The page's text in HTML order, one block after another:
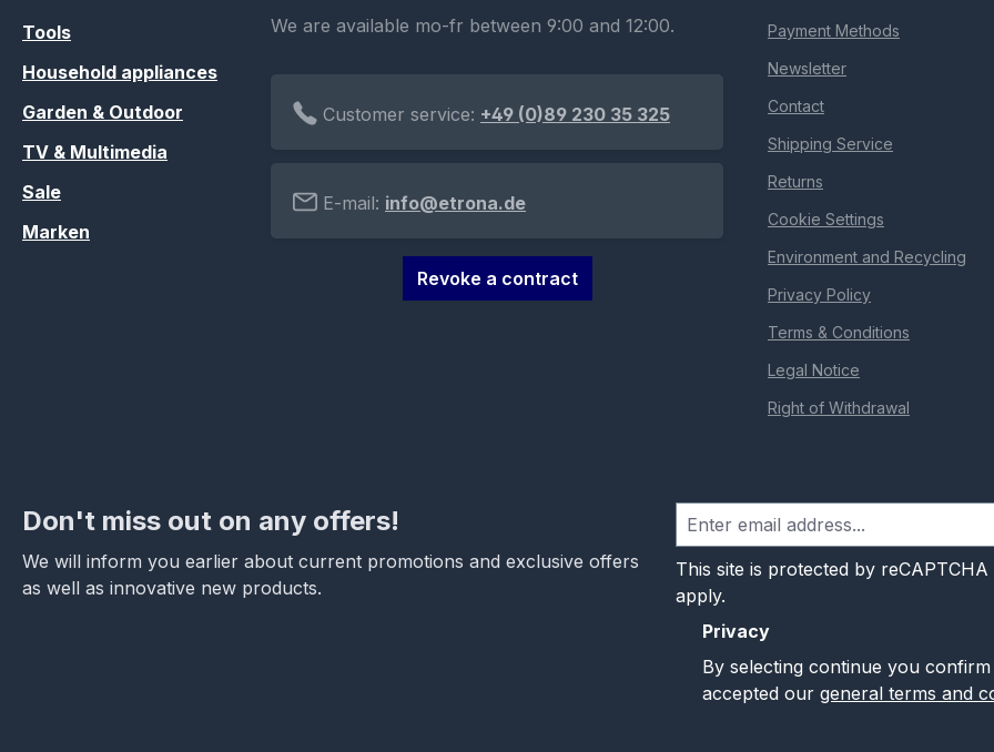
Tools
Household appliances
Garden & Outdoor
TV & Multimedia
Sale
Marken
We are available mo-fr between 9:00 and 12:00.
Customer service: +49 (0)89 230 35 325
E-mail: info@etrona.de
Revoke a contract
Payment Methods
Newsletter
Contact
Shipping Service
Returns
Cookie Settings
Environment and Recycling
Privacy Policy
Terms & Conditions
Legal Notice
Right of Withdrawal
Don't miss out on any offers!
We will inform you earlier about current promotions and exclusive offers
as well as innovative new products.
This site is protected by reCAPTCHA
apply.
Privacy
By selecting continue you
accepted our general terms and